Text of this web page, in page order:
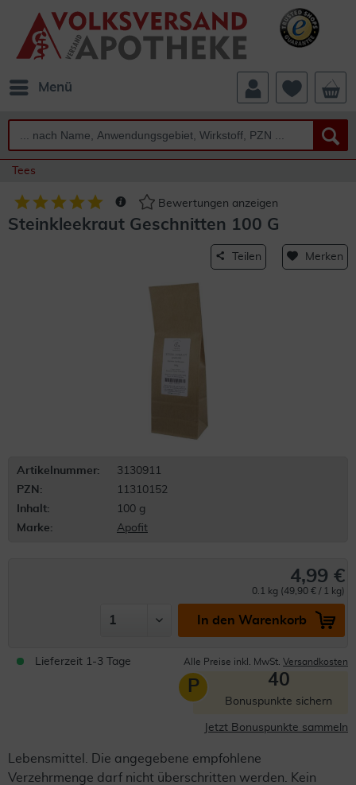
Menü
Tees
Bewertungen anzeigen
Steinkleekraut Geschnitten 100 G
Teilen Merken
Artikelnummer:
3130911
PZN:
11310152
Inhalt:
100 g
Marke:
Apofit
4,99 €
0.1 kg (49,90 € / 1 kg)
In den Warenkorb
Lieferzeit 1-3 Tage Alle Preise inkl. MwSt. Versandkosten
P 40
Bonuspunkte sichern
Jetzt Bonuspunkte sammeln
Lebensmittel. Die angegebene empfohlene
Verzehrmenge darf nicht überschritten werden. Kein